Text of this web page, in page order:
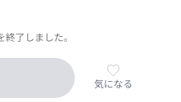
了しました。
気になる